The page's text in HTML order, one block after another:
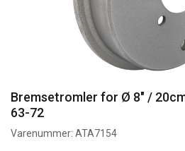
Bremsetromler for Ø 8" /
63-72
Varenummer: ATA7154